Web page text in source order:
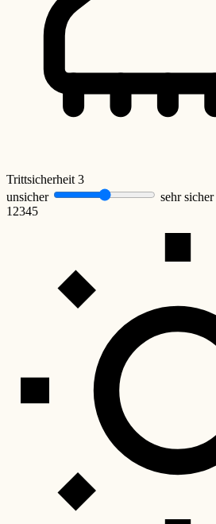
Trittsicherheit 3
unsicher
sehr sicher
1 2345